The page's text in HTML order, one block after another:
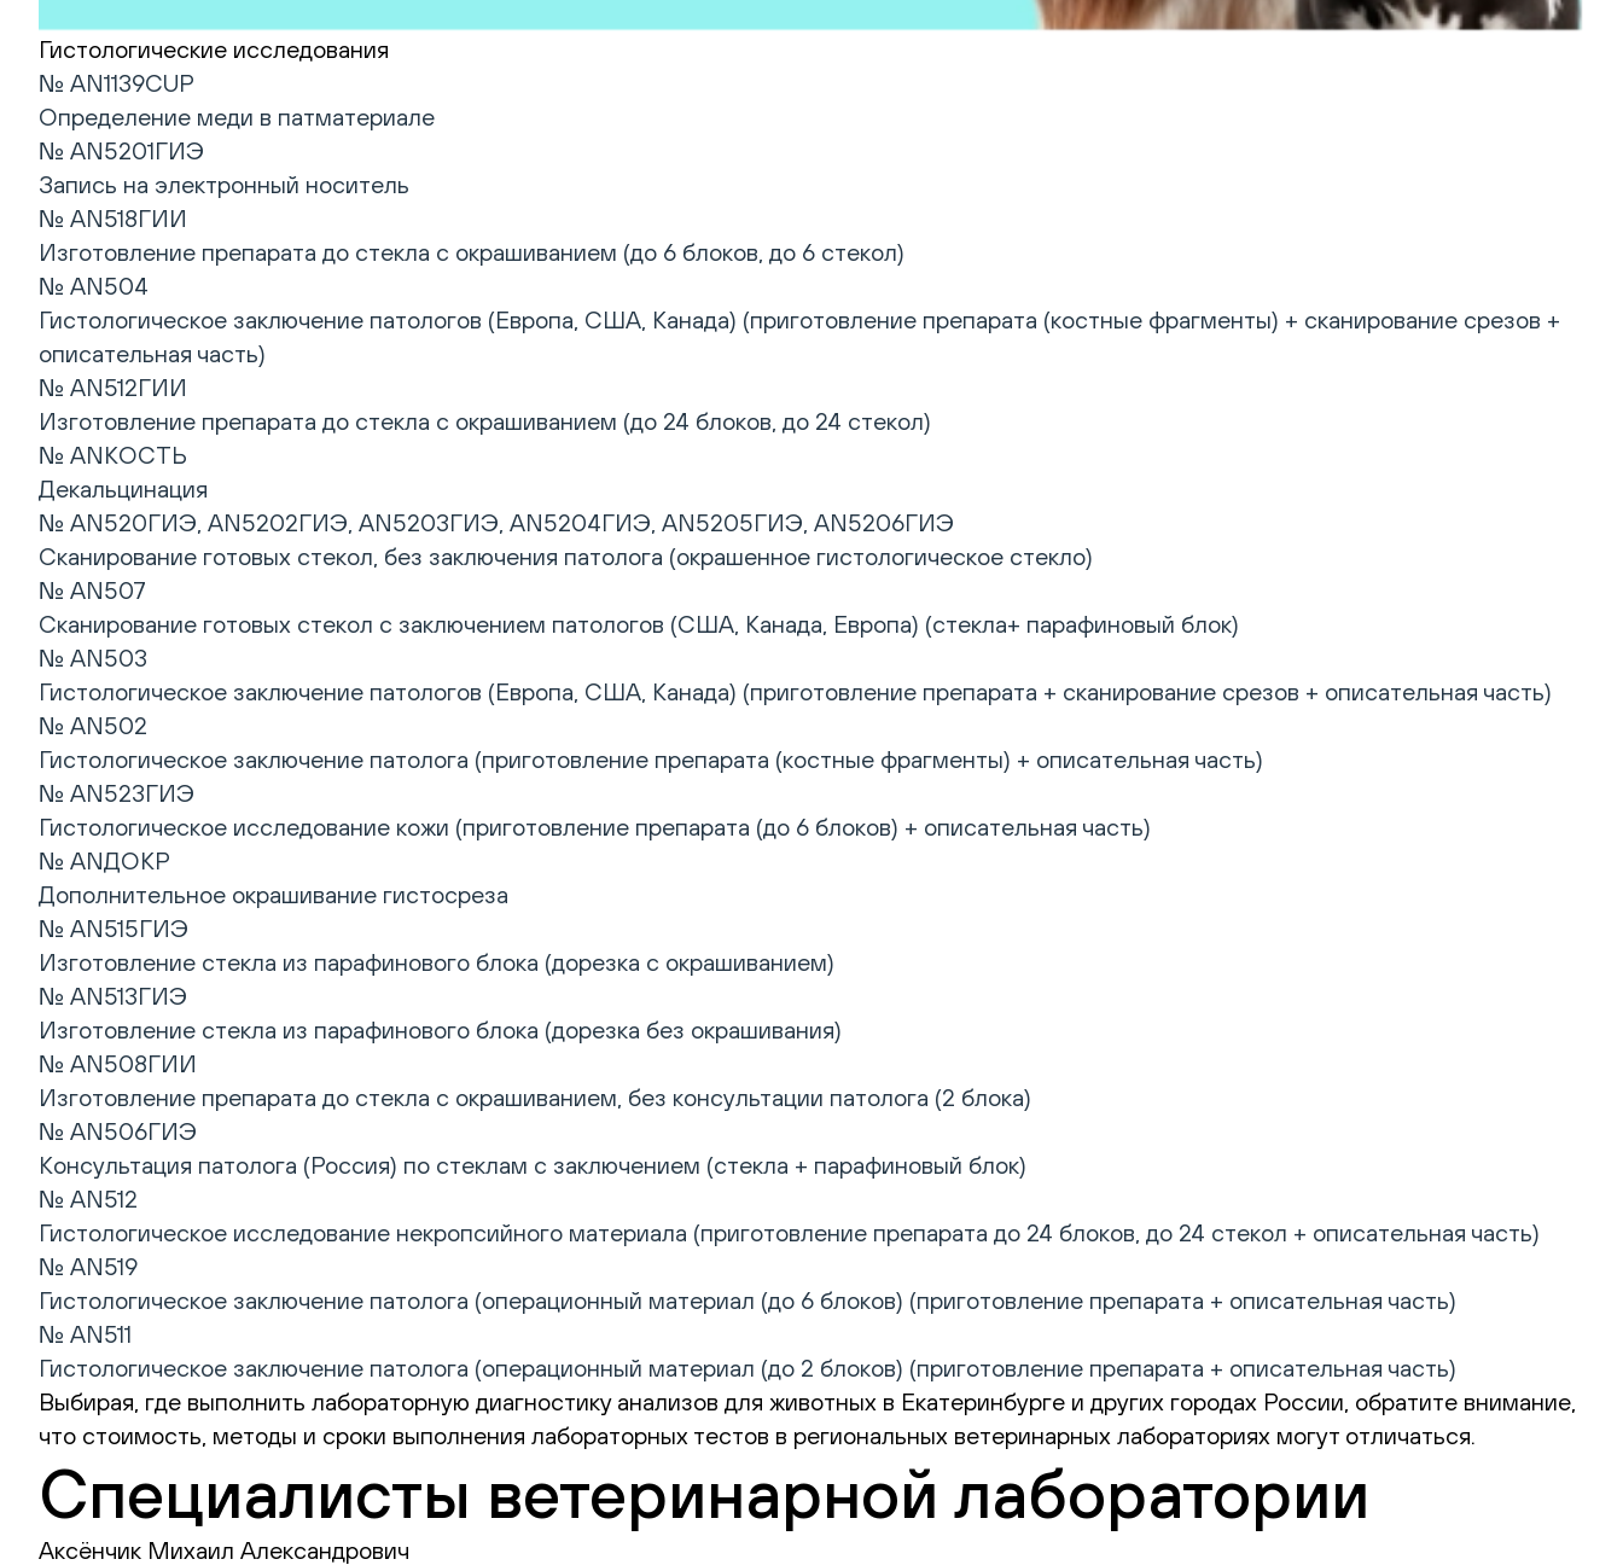
Гистологические исследования
№ AN1139CUP
Определение меди в патматериале
№ AN5201ГИЭ
Запись на электронный носитель
№ AN518ГИИ
Изготовление препарата до стекла с окрашиванием (до 6 блоков, до 6 стекол)
№ AN504
Гистологическое заключение патологов (Европа, США, Канада) (приготовление препарата (костные фрагменты) + сканирование срезов +
описательная часть)
№ AN512ГИИ
Изготовление препарата до стекла с окрашиванием (до 24 блоков, до 24 стекол)
№ ANКОСТЬ
Декальцинация
№ AN520ГИЭ, AN5202ГИЭ, AN5203ГИЭ, AN5204ГИЭ, AN5205ГИЭ, AN5206ГИЭ
Сканирование готовых стекол, без заключения патолога (окрашенное гистологическое стекло)
№ AN507
Сканирование готовых стекол с заключением патологов (США, Канада, Европа) (стекла+ парафиновый блок)
№ AN503
Гистологическое заключение патологов (Европа, США, Канада) (приготовление препарата + сканирование срезов + описательная часть)
№ AN502
Гистологическое заключение патолога (приготовление препарата (костные фрагменты) + описательная часть)
№ AN523ГИЭ
Гистологическое исследование кожи (приготовление препарата (до 6 блоков) + описательная часть)
№ ANДОКР
Дополнительное окрашивание гистосреза
№ AN515ГИЭ
Изготовление стекла из парафинового блока (дорезка с окрашиванием)
№ AN513ГИЭ
Изготовление стекла из парафинового блока (дорезка без окрашивания)
№ AN508ГИИ
Изготовление препарата до стекла с окрашиванием, без консультации патолога (2 блока)
№ AN506ГИЭ
Консультация патолога (Россия) по стеклам с заключением (стекла + парафиновый блок)
№ AN512
Гистологическое исследование некропсийного материала (приготовление препарата до 24 блоков, до 24 стекол + описательная часть)
№ AN519
Гистологическое заключение патолога (операционный материал (до 6 блоков) (приготовление препарата + описательная часть)
№ AN511
Гистологическое заключение патолога (операционный материал (до 2 блоков) (приготовление препарата + описательная часть)
Выбирая, где выполнить лабораторную диагностику анализов для животных в Екатеринбурге и других городах России, обратите внимание,
что стоимость, методы и сроки выполнения лабораторных тестов в региональных ветеринарных лабораториях могут отличаться.
Специалисты ветеринарной лаборатории
Аксёнчик Михаил Александрович